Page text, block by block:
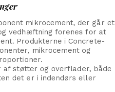
mikrocement, der går et
vedhæftning forenes for at
Produkterne i Concrete-
mikrocement og
støtter og overflader, både
det er i indendørs eller